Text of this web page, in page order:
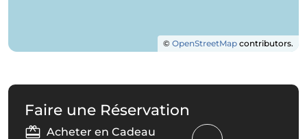
© OpenStreetMap contributors.
Faire une Réservation
Acheter en Cadeau